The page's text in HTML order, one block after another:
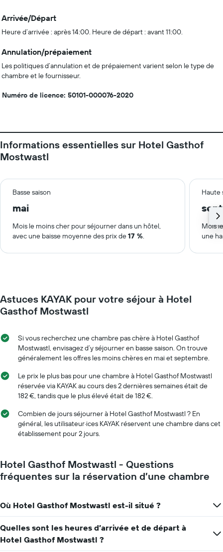
Arrivée/Départ
Heure d’arrivée : après 14:00. Heure de départ : avant 11:00.
Annulation/prépaiement
Les politiques d’annulation et de prépaiement varient selon le type de
chambre et le fournisseur.
Numéro de licence: 50101-000076-2020
Informations essentielles sur Hotel Gasthof
Mostwastl
Basse saison Haute
mai
Mois le moins cher pour séjourner dans un hôtel,
avec une baisse moyenne des prix de17 %.
Mois
une
Astuces KAYAK pour votre séjour à Hotel
Gasthof Mostwastl
Si vous recherchez une chambre pas chère à Hotel Gasthof
Mostwastl, envisagez d’y séjourner en basse saison. On trouve
généralement les offres les moins chères en mai et septembre.
Le prix le plus bas pour une chambre à Hotel Gasthof Mostwastl
réservée via KAYAK au cours des 2 dernières semaines était de
182 €, tandis que le plus élevé était de 182 €.
Combien de jours séjourner à Hotel Gasthof Mostwastl ? En
général, les utilisateur·ices KAYAK réservent une chambre dans cet
établissement pour 2 jours.
Hotel Gasthof Mostwastl - Questions
fréquentes sur la réservation d’une chambre
Où Hotel Gasthof Mostwastl est-il situé ?
Quelles sont les heures d’arrivée et de départ à
Hotel Gasthof Mostwastl ?